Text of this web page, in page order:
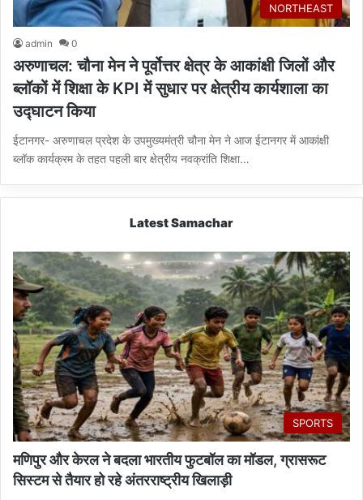
NORTHEAST
admin 0
अरुणाचल: चौना मेन ने पूर्वोत्तर क्षेत्र के आकांक्षी जिलों और
ब्लॉकों में शिक्षा के KPI में सुधार पर क्षेत्रीय कार्यशाला का
उद्घाटन किया
ईटानगर- अरुणाचल प्रदेश के उपमुख्यमंत्री चौना मेन ने आज ईटानगर में आकांक्षी
ब्लॉक कार्यक्रम के तहत पहली बार क्षेत्रीय नवक्रांति शिक्षा…
Latest Samachar
SPORTS
मणिपुर और केरल ने बदला भारतीय फुटबॉल का मॉडल, ग्रासरूट
सिस्टम से तैयार हो रहे अंतरराष्ट्रीय खिलाड़ी